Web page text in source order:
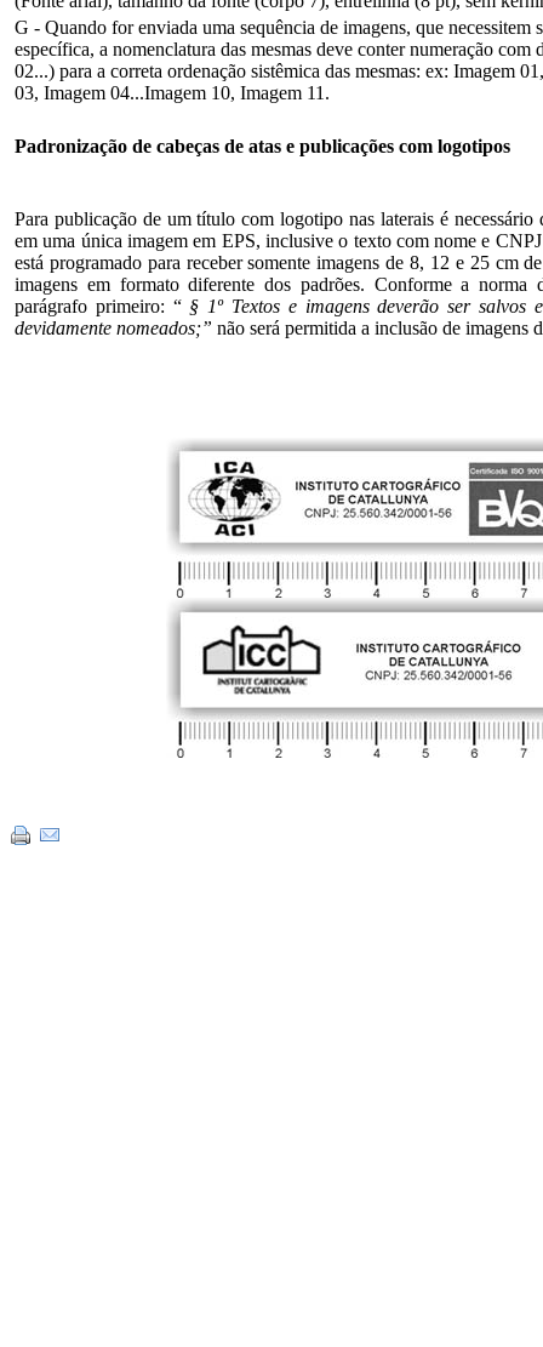
G - Quando for enviada uma sequência de imagens, que necessitem
específica, a nomenclatura das mesmas deve conter numeração com
02...) para a correta ordenação sistêmica das mesmas: ex: Imagem
03, Imagem 04...Imagem 10, Imagem 11.
Padronização de cabeças de atas e publicações com logotipos
Para publicação de um título com logotipo nas laterais é necessário
em uma única imagem em EPS, inclusive o texto com nome e
está programado para receber somente imagens de 8, 12 e 25 cm
imagens em formato diferente dos padrões. Conforme a norma
parágrafo primeiro: “ § 1º Textos e imagens deverão ser salvos
devidamente nomeados;” não será permitida a inclusão de imagens